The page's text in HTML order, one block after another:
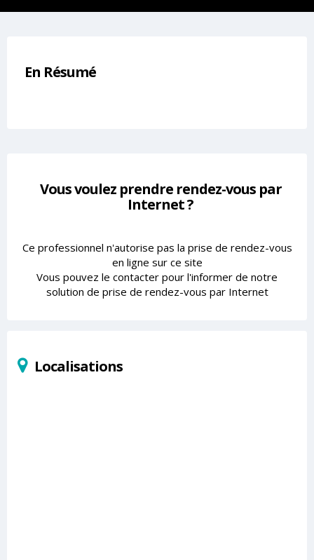
En Résumé
Vous voulez prendre rendez-vous par
Internet ?
Ce professionnel n'autorise pas la prise de rendez-vous
en ligne sur ce site
Vous pouvez le contacter pour l'informer de notre
solution de prise de rendez-vous par Internet
Localisations